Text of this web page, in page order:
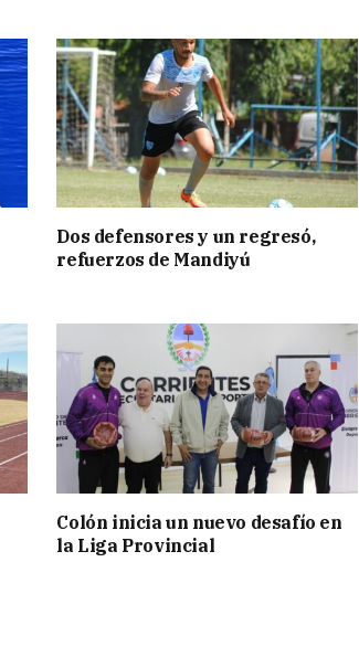
Dos defensores y un regresó,
refuerzos de Mandiyú
Colón inicia un nuevo desafío en
la Liga Provincial